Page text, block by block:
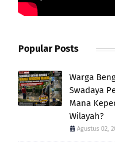
Popular Posts
Warga
Swadaya
Mana
Wilayah?
Agustus 02,